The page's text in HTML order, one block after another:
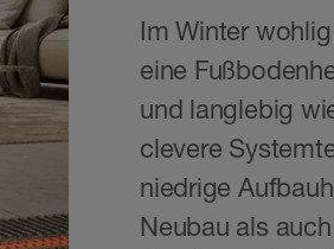
Im Winter
eine
und langlebig
clevere
niedrige
Neubau als